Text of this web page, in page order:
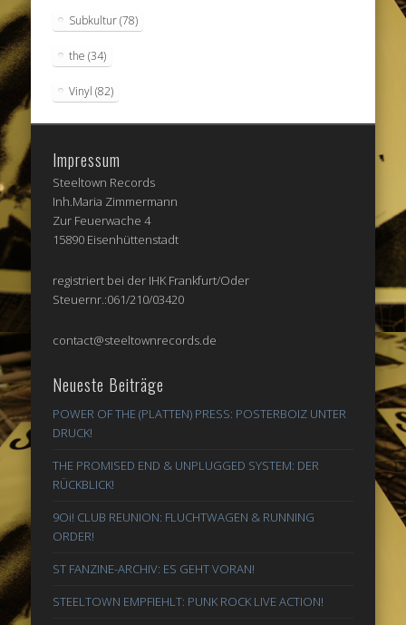
Subkultur(78)
the (34)
Vinyl (82)
Impressum
Steeltown Records
Inh.Maria Zimmermann
Zur Feuerwache 4
15890 Eisenhüttenstadt
registriert bei der IHK Frankfurt/Oder
Steuernr.:061/210/03420
contact@steeltownrecords.de
Neueste Beiträge
POWER OF THE (PLATTEN) PRESS: POSTERBOIZ UNTER
DRUCK!
THE PROMISED END & UNPLUGGED SYSTEM: DER
RÜCKBLICK!
9Oi! CLUB REUNION: FLUCHTWAGEN & RUNNING
ORDER!
ST FANZINE-ARCHIV: ES GEHT VORAN!
STEELTOWN EMPFIEHLT: PUNK ROCK LIVE ACTION!